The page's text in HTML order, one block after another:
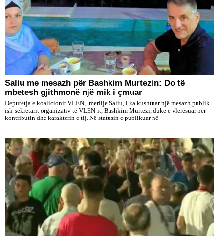
Saliu me mesazh për Bashkim Murtezin: Do të
mbetesh gjithmonë një mik i çmuar
Deputetja e koalicionit VLEN, Imerlije Saliu, i ka kushtuar një mesazh publik
ish-sekretarit organizativ të VLEN-it, Bashkim Murtezi, duke e vlerësuar për
kontributin dhe karakterin e tij. Në statusin e publikuar në